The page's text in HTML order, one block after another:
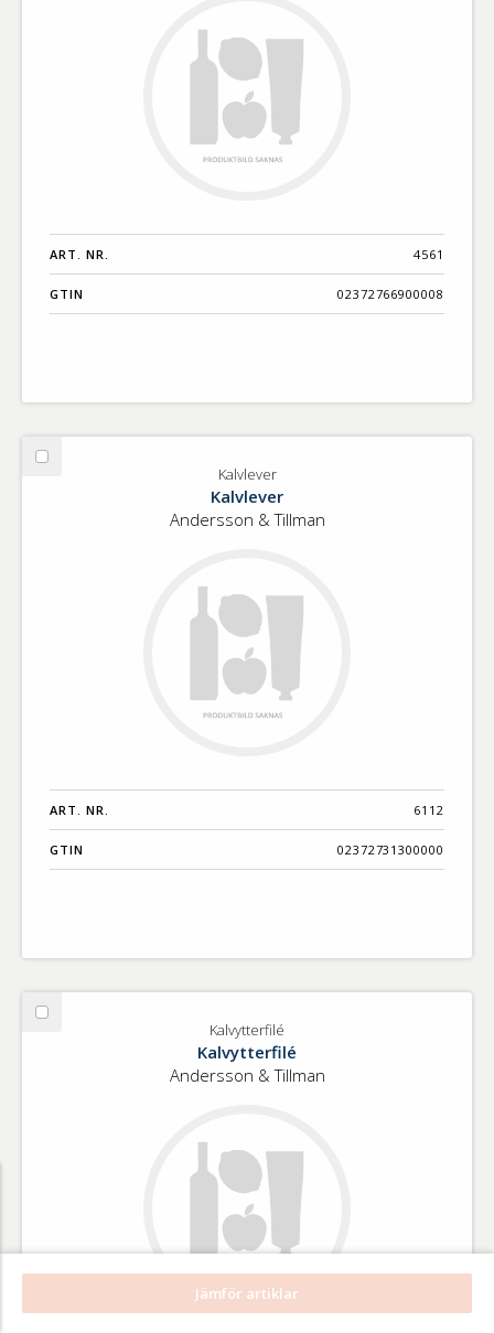
ART. NR. 4561
GTIN 02372766900008
Välj
Kalvlever
Kalvlever
Andersson & Tillman
ART. NR. 6112
GTIN 02372731300000
Välj
Kalvytterfilé
Kalvytterfilé
Andersson & Tillman
Jämför artiklar